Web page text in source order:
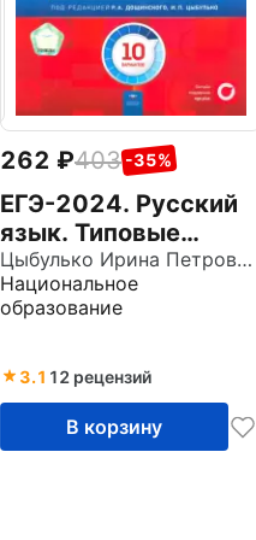
262 403 -35%
ЕГЭ-2024. Русский
язык. Типовые
экзаменационные
варианты. 10
вариантов
Цыбулько Ирина Петровна
Национальное
образование
3.1 12 рецензий
В корзину